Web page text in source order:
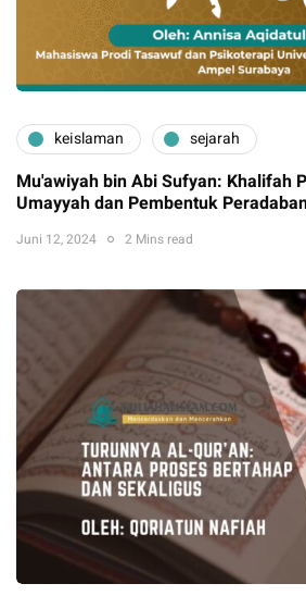
keislaman sejarah
Mu'awiyah bin Abi Sufyan: Khalifah
Umayyah dan Pembentuk
Juni 12, 2024 2 Mins read